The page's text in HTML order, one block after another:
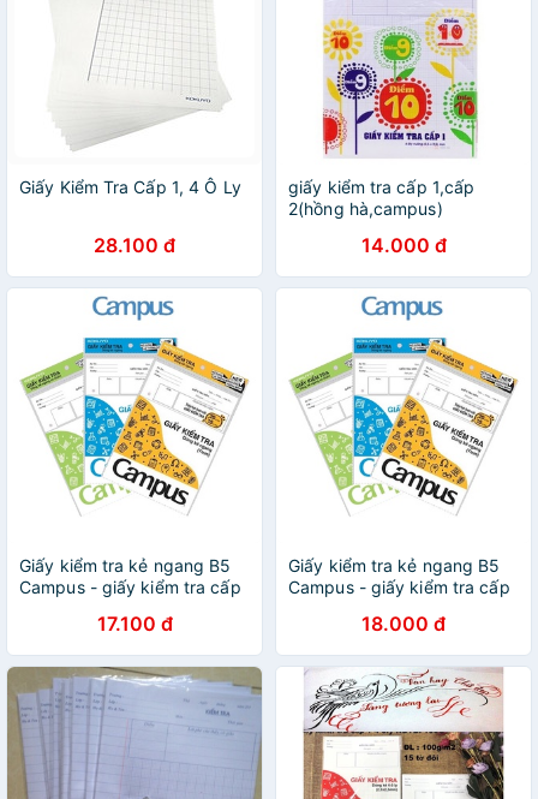
Giấy Kiểm Tra Cấp 1, 4 Ô Ly
28.100 đ
giấy kiểm tra cấp 1,cấp
2(hồng hà,campus)
14.000 đ
Giấy kiểm tra kẻ ngang B5
Campus - giấy kiểm tra cấp
17.100 đ
Giấy kiểm tra kẻ ngang B5
Campus - giấy kiểm tra cấp
18.000 đ